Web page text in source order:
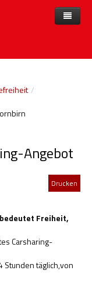
/
Angebot
Drucken
Freiheit,
Carsharing-
Stunden täglich,von